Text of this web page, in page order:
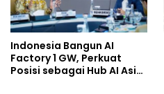
Indonesia Bangun AI
Factory 1 GW, Perkuat
Posisi sebagai Hub AI Asia